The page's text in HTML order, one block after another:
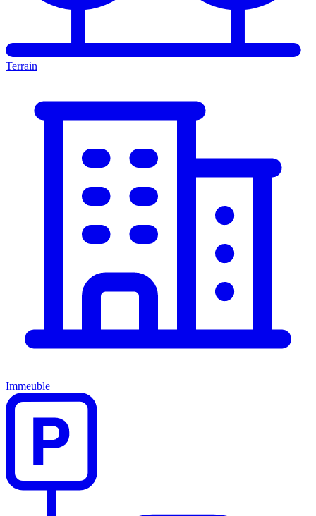
Terrain
Immeuble